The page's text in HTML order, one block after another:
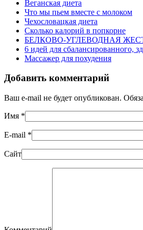
Веганская диета
Что мы пьем вместе с молоком
Чехословацкая диета
Сколько калорий в попкорне
БЕЛКОВО-УГЛЕВОДНАЯ
6 идей для сбалансированного,
Массажер для похудения
Добавить комментарий
Ваш e-mail не будет опубликован.
Имя *
E-mail *
Сайт